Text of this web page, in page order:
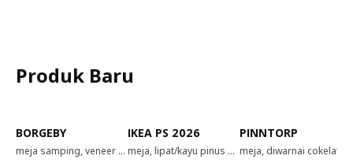
Produk Baru
BORGEBY
meja samping, veneer kayu birch, 46 cm
IKEA PS 2026
meja, lipat/kayu pinus dipernis bening, 156x75 cm
PINNTORP